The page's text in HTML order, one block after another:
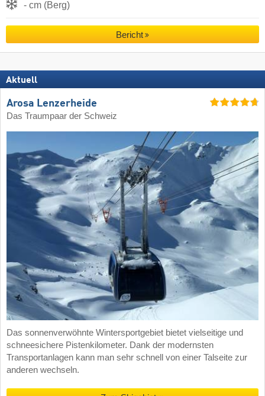
- cm (Berg)
Bericht
Aktuell
Arosa Lenzerheide
Das Traumpaar der Schweiz
Das sonnenverwöhnte Wintersportgebiet bietet vielseitige und
schneesichere Pistenkilometer. Dank der modernsten
Transportanlagen kann man sehr schnell von einer Talseite zur
anderen wechseln.